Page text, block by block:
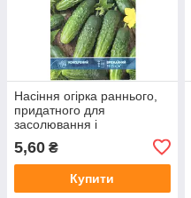
Насіння огірка раннього,
придатного для
засолювання і
"Сремський" F1 (0,5 г) від
ТМ "Велес"
5,60 ₴
Купити